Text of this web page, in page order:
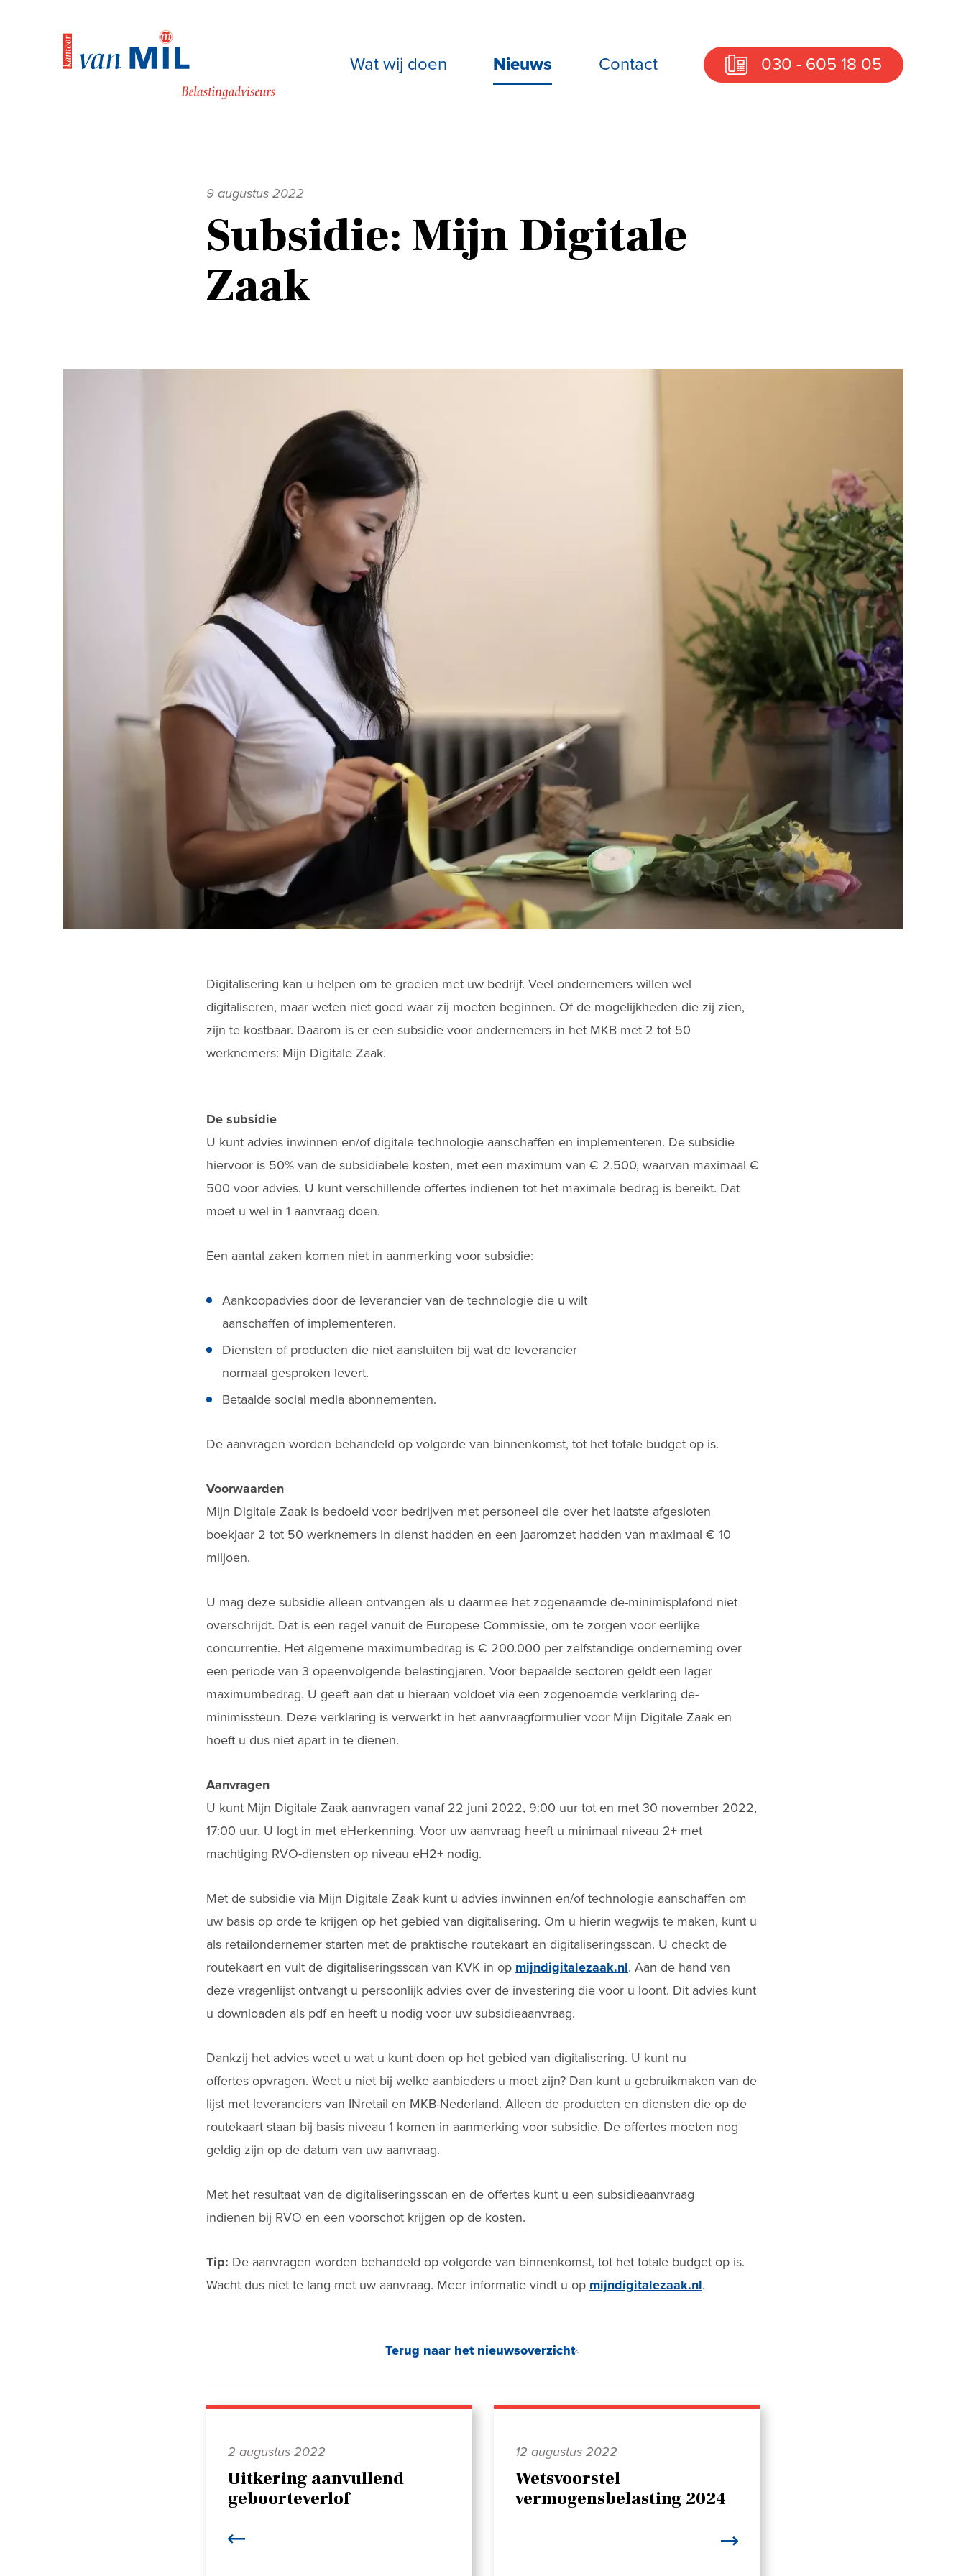
Wat wij doen Nieuws Contact 030 - 605 18 05
9 augustus 2022
Subsidie: Mijn Digitale
Zaak
Digitalisering kan u helpen om te groeien met uw bedrijf. Veel ondernemers willen wel
digitaliseren, maar weten niet goed waar zij moeten beginnen. Of de mogelijkheden die zij zien,
zijn te kostbaar. Daarom is er een subsidie voor ondernemers in het MKB met 2 tot 50
werknemers: Mijn Digitale Zaak.
De subsidie
U kunt advies inwinnen en/of digitale technologie aanschaffen en implementeren. De subsidie
hiervoor is 50% van de subsidiabele kosten, met een maximum van € 2.500, waarvan maximaal €
500 voor advies. U kunt verschillende offertes indienen tot het maximale bedrag is bereikt. Dat
moet u wel in 1 aanvraag doen.
Een aantal zaken komen niet in aanmerking voor subsidie:
Aankoopadvies door de leverancier van de technologie die u wilt
aanschaffen of implementeren.
Diensten of producten die niet aansluiten bij wat de leverancier
normaal gesproken levert.
Betaalde social media abonnementen.
De aanvragen worden behandeld op volgorde van binnenkomst, tot het totale budget op is.
Voorwaarden
Mijn Digitale Zaak is bedoeld voor bedrijven met personeel die over het laatste afgesloten
boekjaar 2 tot 50 werknemers in dienst hadden en een jaaromzet hadden van maximaal € 10
miljoen.
U mag deze subsidie alleen ontvangen als u daarmee het zogenaamde de-minimisplafond niet
overschrijdt. Dat is een regel vanuit de Europese Commissie, om te zorgen voor eerlijke
concurrentie. Het algemene maximumbedrag is € 200.000 per zelfstandige onderneming over
een periode van 3 opeenvolgende belastingjaren. Voor bepaalde sectoren geldt een lager
maximumbedrag. U geeft aan dat u hieraan voldoet via een zogenoemde verklaring de-
minimissteun. Deze verklaring is verwerkt in het aanvraagformulier voor Mijn Digitale Zaak en
hoeft u dus niet apart in te dienen.
Aanvragen
U kunt Mijn Digitale Zaak aanvragen vanaf 22 juni 2022, 9:00 uur tot en met 30 november 2022,
17:00 uur. U logt in met eHerkenning. Voor uw aanvraag heeft u minimaal niveau 2+ met
machtiging RVO-diensten op niveau eH2+ nodig.
Met de subsidie via Mijn Digitale Zaak kunt u advies inwinnen en/of technologie aanschaffen om
uw basis op orde te krijgen op het gebied van digitalisering. Om u hierin wegwijs te maken, kunt u
als retailondernemer starten met de praktische routekaart en digitaliseringsscan. U checkt de
routekaart en vult de digitaliseringsscan van KVK in op mijndigitalezaak.nl. Aan de hand van
deze vragenlijst ontvangt u persoonlijk advies over de investering die voor u loont. Dit advies kunt
u downloaden als pdf en heeft u nodig voor uw subsidieaanvraag.
Dankzij het advies weet u wat u kunt doen op het gebied van digitalisering. U kunt nu
offertes opvragen. Weet u niet bij welke aanbieders u moet zijn? Dan kunt u gebruikmaken van de
lijst met leveranciers van INretail en MKB-Nederland. Alleen de producten en diensten die op de
routekaart staan bij basis niveau 1 komen in aanmerking voor subsidie. De offertes moeten nog
geldig zijn op de datum van uw aanvraag.
Met het resultaat van de digitaliseringsscan en de offertes kunt u een subsidieaanvraag
indienen bij RVO en een voorschot krijgen op de kosten.
Tip: De aanvragen worden behandeld op volgorde van binnenkomst, tot het totale budget op is.
Wacht dus niet te lang met uw aanvraag. Meer informatie vindt u op mijndigitalezaak.nl.
Terug naar het nieuwsoverzicht
2 augustus 2022
Uitkering aanvullend
geboorteverlof
12 augustus 2022
Wetsvoorstel
vermogensbelasting 2024